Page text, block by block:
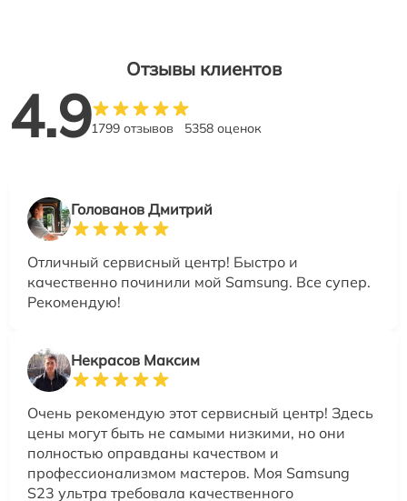
Отзывы клиентов
4.91799 отзывов 5358 оценок
Голованов Дмитрий
Отличный сервисный центр! Быстро и
качественно починили мой Samsung. Все супер.
Рекомендую!
Некрасов Максим
Очень рекомендую этот сервисный центр! Здесь
цены могут быть не самыми низкими, но они
полностью оправданы качеством и
профессионализмом мастеров. Моя Samsung
S23 ультра требовала качественного